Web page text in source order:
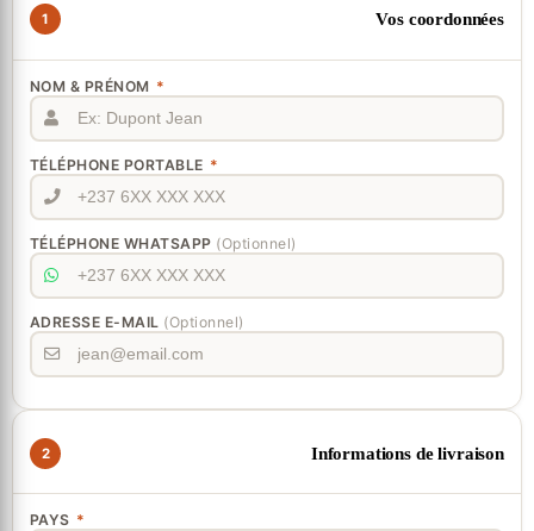
1 Vos coordonnées
NOM & PRÉNOM *
TÉLÉPHONE PORTABLE *
TÉLÉPHONE WHATSAPP (Optionnel)
ADRESSE E-MAIL (Optionnel)
2 Informations de livraison
PAYS *